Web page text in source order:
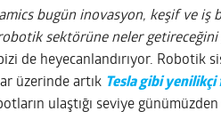
bugün inovasyon, keşif ve iş
sektörüne neler getireceğini
de heyecanlandırıyor. Robotik
üzerinde artık Tesla gibi yenilikçi
ulaştığı seviye